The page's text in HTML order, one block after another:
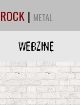
ROCK | METAL
WEBZINE